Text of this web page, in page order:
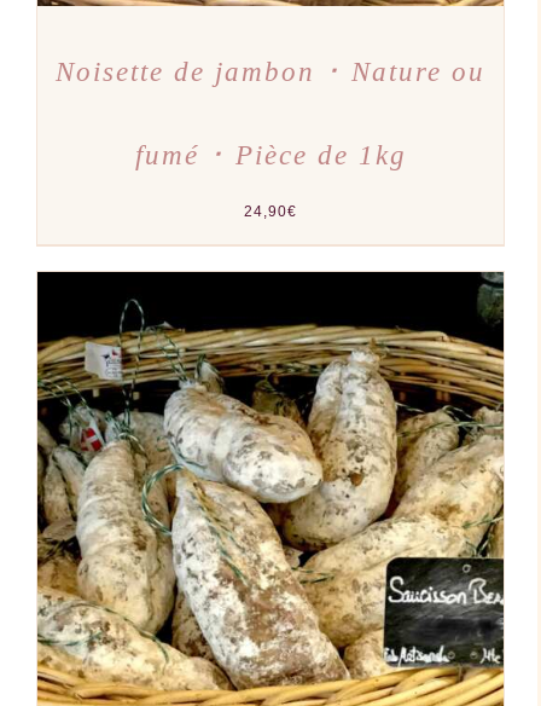
Noisette de jambon ･ Nature ou
fumé ･ Pièce de 1kg
24,90€
AJOUTER AU PANIER
/
DÉTAILS